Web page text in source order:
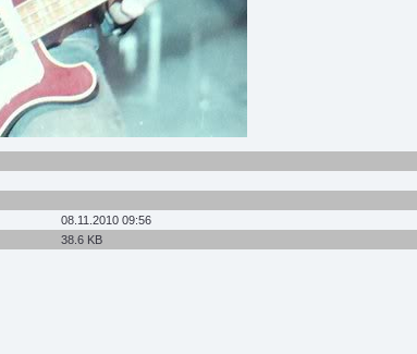
08.11.2010 09:56
38.6 KB